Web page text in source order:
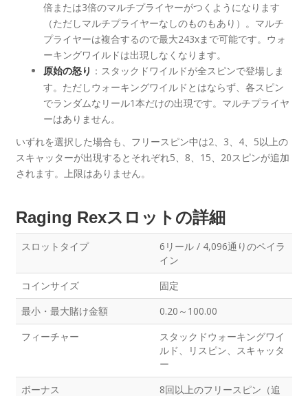
倍または3倍のマルチプライヤーがつくようになります
（ただしマルチプライヤーなしのものもあり）。マルチ
プライヤーは複合するので最大243xまで可能です。ウォ
ーキングワイルドは出現しなくなります。
原始の怒り ：スタックドワイルドが全スピンで登場しま
す。ただしウォーキングワイルドとはならず、各スピン
でランダムなリール1本だけの出現です。マルチプライヤ
ーはありません。
いずれを選択した場合も、フリースピン中は2、3、4、5以上の
スキャッターが出現するとそれぞれ5、8、15、20スピンが追加
されます。上限はありません。
Raging Rexスロットの詳細
スロットタイプ
6リール / 4,096通りのペイラ
イン
コインサイズ
固定
最小・最大賭け金額
0.20～100.00
フィーチャー
スタックドウォーキングワイ
ルド、リスピン、スキャッタ
ー
ボーナス
8回以上のフリースピン（追